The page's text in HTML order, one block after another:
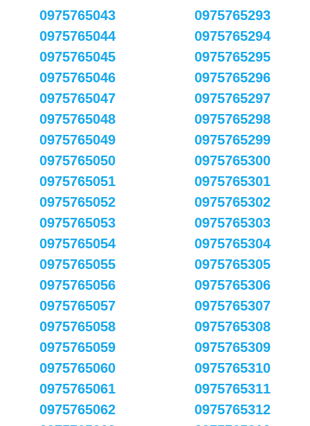
0975765043
0975765044
0975765045
0975765046
0975765047
0975765048
0975765049
0975765050
0975765051
0975765052
0975765053
0975765054
0975765055
0975765056
0975765057
0975765058
0975765059
0975765060
0975765061
0975765062
0975765293
0975765294
0975765295
0975765296
0975765297
0975765298
0975765299
0975765300
0975765301
0975765302
0975765303
0975765304
0975765305
0975765306
0975765307
0975765308
0975765309
0975765310
0975765311
0975765312